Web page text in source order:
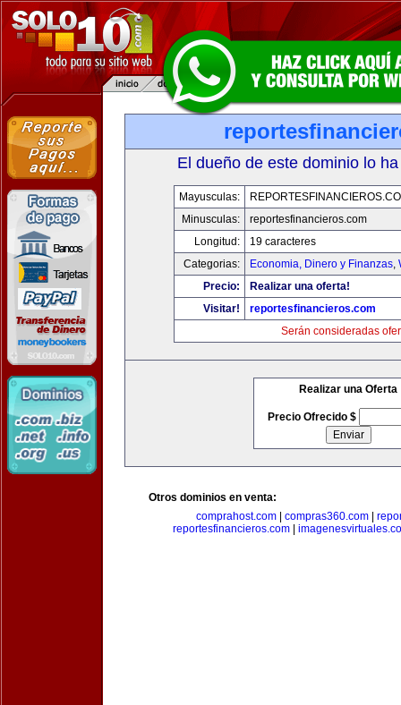
El dueño de este dominio lo
Mayusculas:
Minusculas:
reportesfinancieros.com
Longitud:
19 caracteres
Categorias:
Economia, Dinero y Finanzas,
Precio:
Realizar una oferta!
Visitar!
reportesfinancieros.com
Serán consideradas
Realizar una Oferta
Precio Ofrecido $
Otros dominios en venta:
comprahost.com| compras360.com|
reportesfinancieros.com